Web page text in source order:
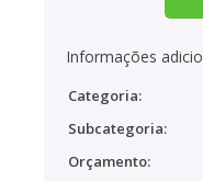
Informações
Categoria:
Subcategoria:
Orçamento: